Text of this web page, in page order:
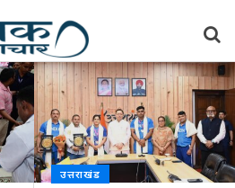
भूस्खलन के
बंद
उत्तराखंड